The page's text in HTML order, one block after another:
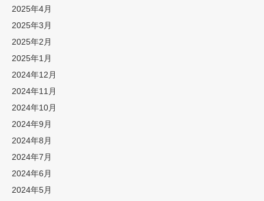
2025年4月
2025年3月
2025年2月
2025年1月
2024年12月
2024年11月
2024年10月
2024年9月
2024年8月
2024年7月
2024年6月
2024年5月